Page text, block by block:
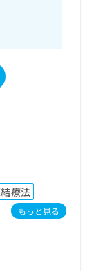
療法
もっと見る